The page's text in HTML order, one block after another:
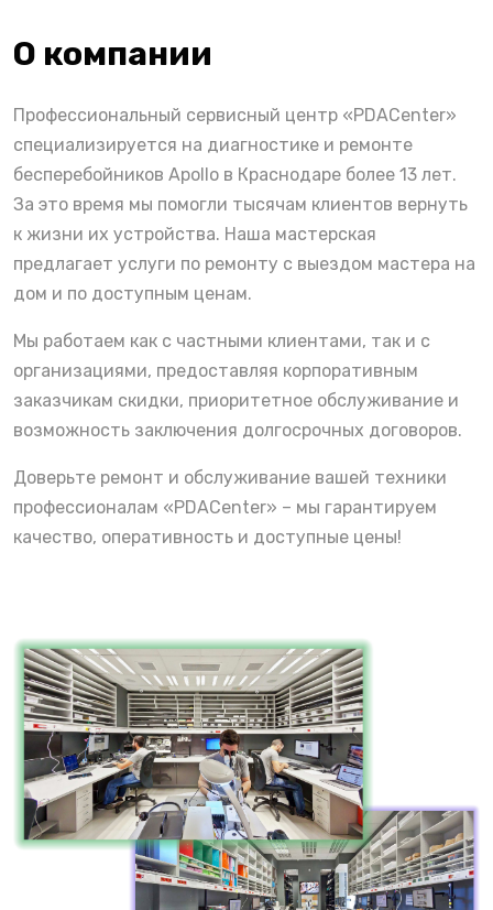
О компании
Профессиональный сервисный центр «PDACenter»
специализируется на диагностике и ремонте
бесперебойников Apollo в Краснодаре более 13 лет.
За это время мы помогли тысячам клиентов вернуть
к жизни их устройства. Наша мастерская
предлагает услуги по ремонту с выездом мастера на
дом и по доступным ценам.
Мы работаем как с частными клиентами, так и с
организациями, предоставляя корпоративным
заказчикам скидки, приоритетное обслуживание и
возможность заключения долгосрочных договоров.
Доверьте ремонт и обслуживание вашей техники
профессионалам «PDACenter» – мы гарантируем
качество, оперативность и доступные цены!